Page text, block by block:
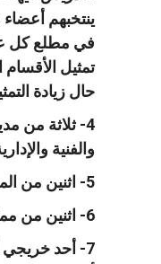
ينتخبهم
في مطلع كل
تمثيل الأقسام
حال زيادة
4- ثلاثة من
والفنية
5- اثنين من المجتمع المحلي.
6- اثنين من ممثلي الطلبة.
7- أحد